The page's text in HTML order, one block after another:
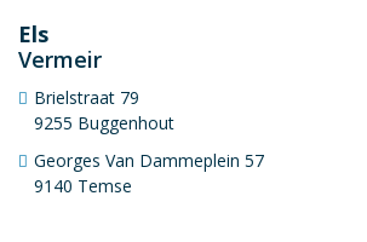
Els
Vermeir
Brielstraat 79
9255 Buggenhout
Georges Van Dammeplein 57
9140 Temse